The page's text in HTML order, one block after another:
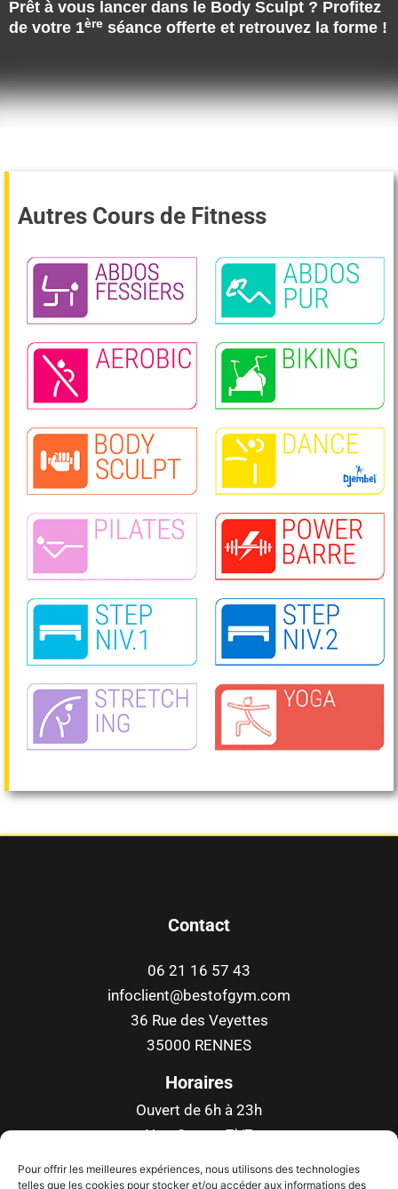
Pour offrir les meilleures expériences, nous utilisons des technologies
telles que les cookies pour stocker et/ou accéder aux informations des
Prêt à vous lancer dans le Body Sculpt ? Profitez
de votre 1ère séance offerte et retrouvez la forme !
Autres Cours de Fitness
Contact
06 21 16 57 43
infoclient@bestofgym.com
36 Rue des Veyettes
35000 RENNES
Horaires
Ouvert de 6h à 23h
Non-Stop – 7j/7
Toute l’année